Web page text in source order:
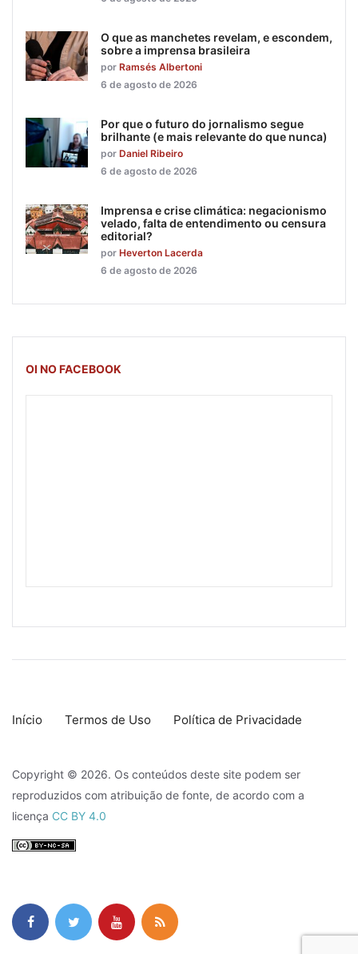
O que as manchetes revelam, e escondem,
sobre a imprensa brasileira
por Ramsés Albertoni
6 de agosto de 2026
Por que o futuro do jornalismo segue
brilhante (e mais relevante do que nunca)
por Daniel Ribeiro
6 de agosto de 2026
Imprensa e crise climática: negacionismo
velado, falta de entendimento ou censura
editorial?
por Heverton Lacerda
6 de agosto de 2026
OI NO FACEBOOK
Início Termos de Uso Política de Privacidade
Copyright © 2026. Os conteúdos deste site podem ser
reproduzidos com atribuição de fonte, de acordo com a
licença CC BY 4.0